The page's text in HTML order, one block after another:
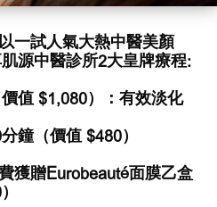
一試人氣大熱中醫美顏
源中醫診所2大皇牌療程:
值 $1,080）：有效淡化
鐘（價值 $480）
獲贈Eurobeauté面膜乙盒